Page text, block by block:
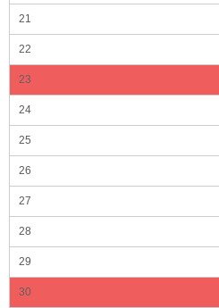
21
22
23
24
25
26
27
28
29
30